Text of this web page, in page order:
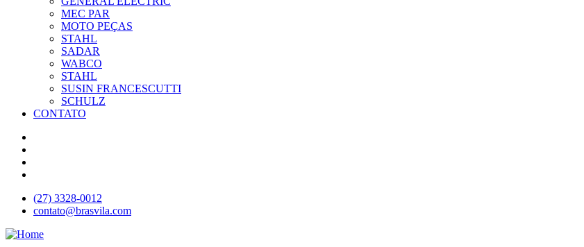
MEC PAR
MOTO PEÇAS
STAHL
SADAR
WABCO
STAHL
SUSIN FRANCESCUTTI
SCHULZ
CONTATO
(27) 3328-0012
contato@brasvila.com